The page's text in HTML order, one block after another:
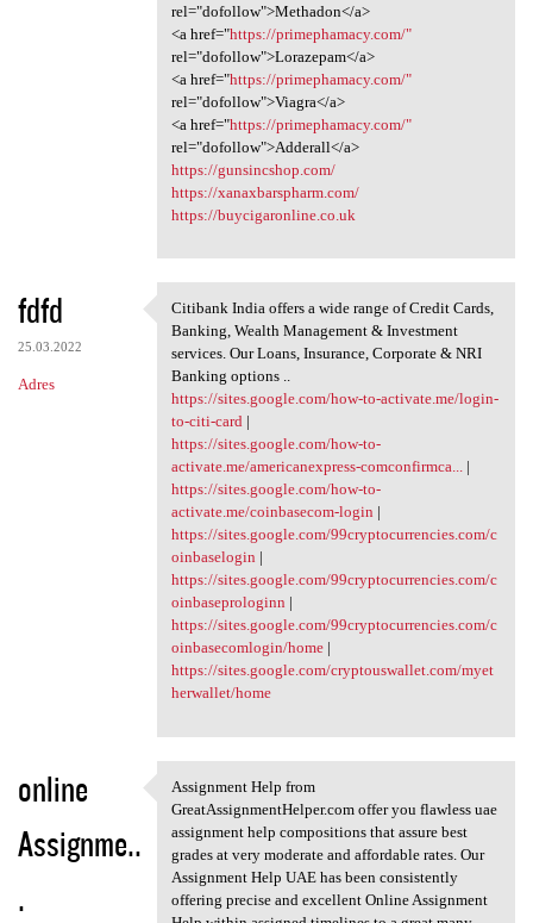
rel="dofollow">Methadon</a>
<a href="https://primephamacy.com/"
rel="dofollow">Lorazepam</a>
<a href="https://primephamacy.com/"
rel="dofollow">Viagra</a>
<a href="https://primephamacy.com/"
rel="dofollow">Adderall</a>
https://gunsincshop.com/
https://xanaxbarspharm.com/
https://buycigaronline.co.uk
fdfd
25.03.2022
Adres
Citibank India offers a wide
Citibank India offers a wide range of Credit Cards,
Banking, Wealth Management & Investment
services. Our Loans, Insurance, Corporate & NRI
Banking options ..
https://sites.google.com/how-to-activate.me/login-
to-citi-card|
https://sites.google.com/how-to-
activate.me/americanexpress-comconfirmca...|
https://sites.google.com/how-to-
activate.me/coinbasecom-login |
https://sites.google.com/99cryptocurrencies.com/c
oinbaselogin |
https://sites.google.com/99cryptocurrencies.com/c
oinbaseprologinn |
https://sites.google.com/99cryptocurrencies.com/c
oinbasecomlogin/home|
https://sites.google.com/cryptouswallet.com/myet
herwallet/home
online
Assignme..
.
Assignment Help from
Assignment Help from
GreatAssignmentHelper.com offer you flawless uae
assignment help compositions that assure best
grades at very moderate and affordable rates. Our
Assignment Help UAE has been consistently
offering precise and excellent Online Assignment